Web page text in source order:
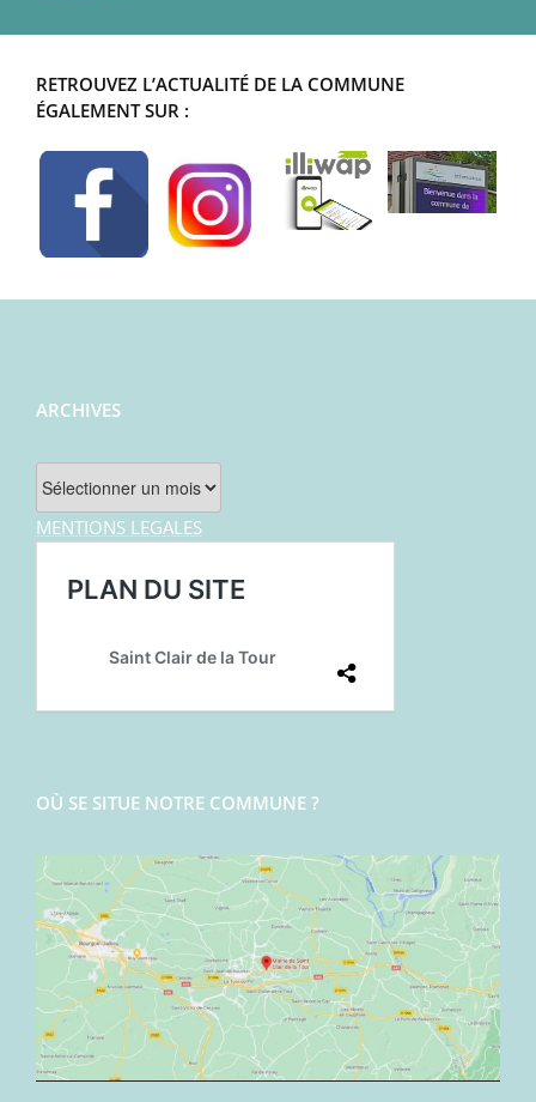
RETROUVEZ L’ACTUALITÉ DE LA COMMUNE
ÉGALEMENT SUR :
ARCHIVES
Archives
MENTIONS LEGALES
OÙ SE SITUE NOTRE COMMUNE ?